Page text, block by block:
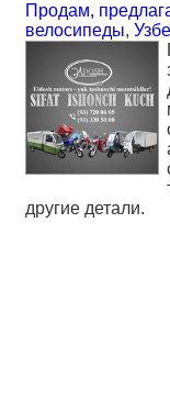
Продам,
велосипеды,
другие детали.